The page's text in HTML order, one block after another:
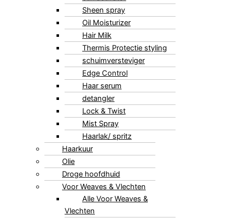
Sheen spray
Oil Moisturizer
Hair Milk
Thermis Protectie styling
schuimversteviger
Edge Control
Haar serum
detangler
Lock & Twist
Mist Spray
Haarlak/ spritz
Haarkuur
Olie
Droge hoofdhuid
Voor Weaves & Vlechten
Alle Voor Weaves &
Vlechten